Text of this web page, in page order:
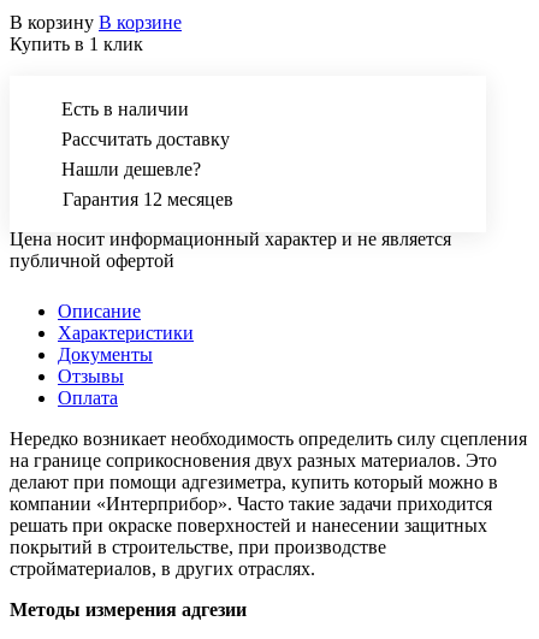
В корзину В корзине
Купить в 1 клик
Есть в наличии
Рассчитать доставку
Нашли дешевле?
Гарантия 12 месяцев
Цена носит информационный характер и не является
публичной офертой
Описание
Характеристики
Документы
Отзывы
Оплата
Нередко возникает необходимость определить силу сцепления
на границе соприкосновения двух разных материалов. Это
делают при помощи адгезиметра, купить который можно в
компании «Интерприбор». Часто такие задачи приходится
решать при окраске поверхностей и нанесении защитных
покрытий в строительстве, при производстве
стройматериалов, в других отраслях.
Методы измерения адгезии